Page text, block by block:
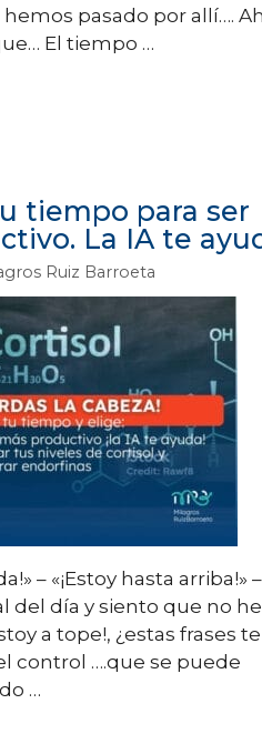
pasado por allí….
El tiempo …
tiempo para ser
La IA te
Ruiz Barroeta
– «¡Estoy hasta arriba!» –
del día y siento que no he
a tope!, ¿estas frases te
control ….que se puede
…